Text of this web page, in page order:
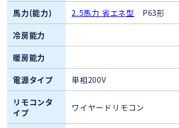
馬力(能力)
2.5馬力 省エネ型
P63形
冷房能力
暖房能力
電源タイプ
単相200V
リモコンタ
イプ
ワイヤードリモコン